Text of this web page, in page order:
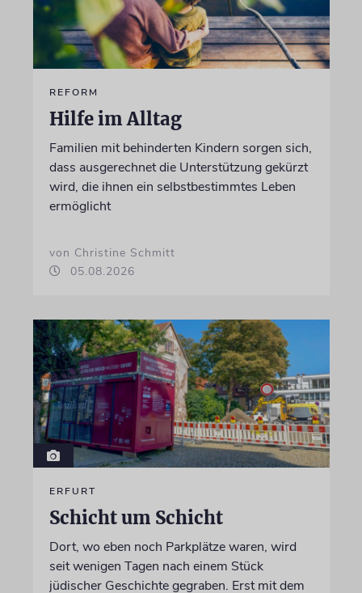
REFORM
Hilfe im Alltag
Familien mit behinderten Kindern sorgen sich,
dass ausgerechnet die Unterstützung gekürzt
wird, die ihnen ein selbstbestimmtes Leben
ermöglicht
von Christine Schmitt
05.08.2026
ERFURT
Schicht um Schicht
Dort, wo eben noch Parkplätze waren, wird
seit wenigen Tagen nach einem Stück
jüdischer Geschichte gegraben. Erst mit dem